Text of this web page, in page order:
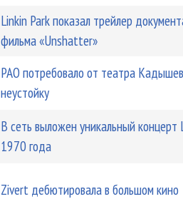
Linkin Park показал трейлер
фильма «Unshatter»
РАО потребовало от театра
неустойку
В сеть выложен уникальный концерт
1970 года
Zivert дебютировала в большом кино